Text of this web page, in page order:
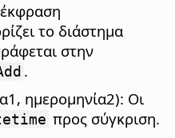
το διάστημα
στην
.
ημερομηνία2): Οι
προς σύγκριση.